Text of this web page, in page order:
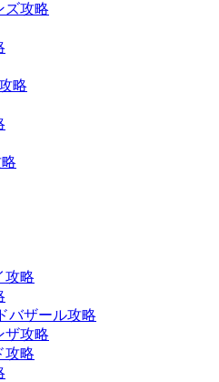
ズ攻略
略
攻略
バザール攻略
ザ攻略
攻略